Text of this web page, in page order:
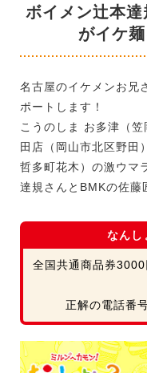
ボイメン辻本
がイケ
名古屋のイケメンお兄
ポートします！
こうのしま お多津（
田店（岡山市北区野田
哲多町花木）の激ウマ
達規さんとBMKの佐藤
なんし
全国共通商品券
正解の電話番